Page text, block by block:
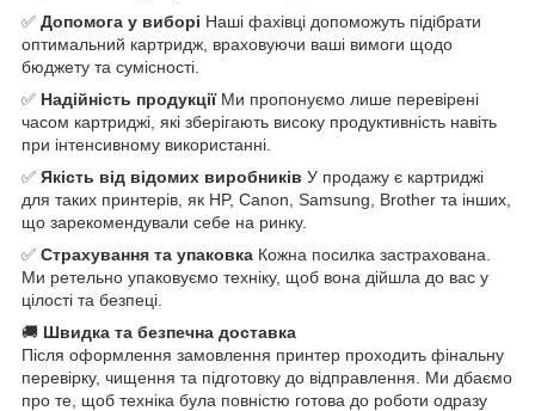
✅ Допомога у виборі Наші фахівці допоможуть підібрати
оптимальний картридж, враховуючи ваші вимоги щодо
бюджету та сумісності.
✅ Надійність продукціїМи пропонуємо лише перевірені
часом картриджі, які зберігають високу продуктивність навіть
при інтенсивному використанні.
✅ Якість від відомих виробників У продажу є картриджі
для таких принтерів, як HP, Canon, Samsung, Brother та інших,
що зарекомендували себе на ринку.
✅ Страхування та упаковка Кожна посилка застрахована.
Ми ретельно упаковуємо техніку, щоб вона дійшла до вас у
цілості та безпеці.
🚚 Швидка та безпечна доставка
Після оформлення замовлення принтер проходить фінальну
перевірку, чищення та підготовку до відправлення. Ми дбаємо
про те, щоб техніка була повністю готова до роботи одразу